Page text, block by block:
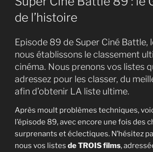
de l’histoire
Episode 89 de Super Ciné Battle,
nous établissons le classement
cinéma. Nous prenons vos listes
adressez pour les classer, du
afin d’obtenir LA liste ultime.
Après moult problèmes techniques,
l’épisode 89, avec encore une fois des
surprenants et éclectiques. N’hésitez
nous vos listes de TROIS films,